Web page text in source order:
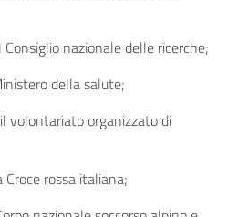
nazionale delle ricerche;
della salute;
volontariato organizzato di
rossa italiana;